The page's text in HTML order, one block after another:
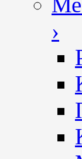
›